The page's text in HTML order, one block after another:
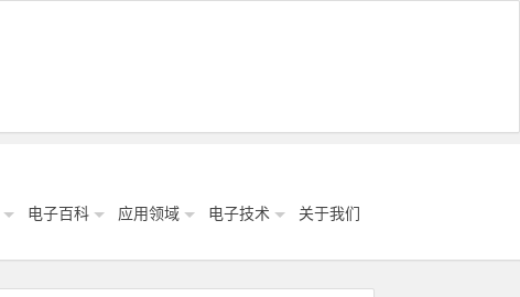
电子百科 应用领域 电子技术 关于我们